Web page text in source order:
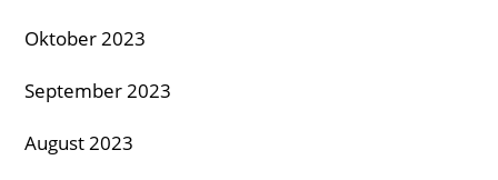
Oktober 2023
September 2023
August 2023